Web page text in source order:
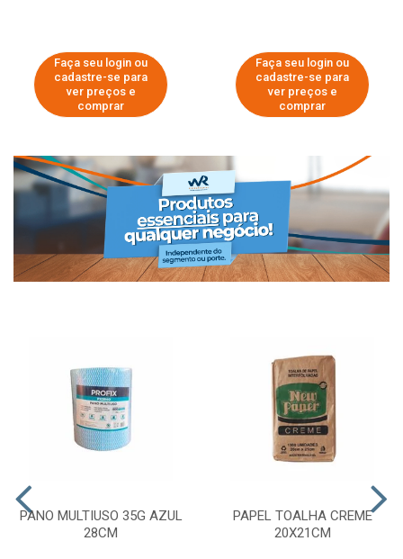
Faça seu login ou
cadastre-se para
ver preços e
comprar
Faça seu login ou
cadastre-se para
ver preços e
comprar
PANO MULTIUSO 35G AZUL
28CM
PAPEL TOALHA CREME
20X21CM